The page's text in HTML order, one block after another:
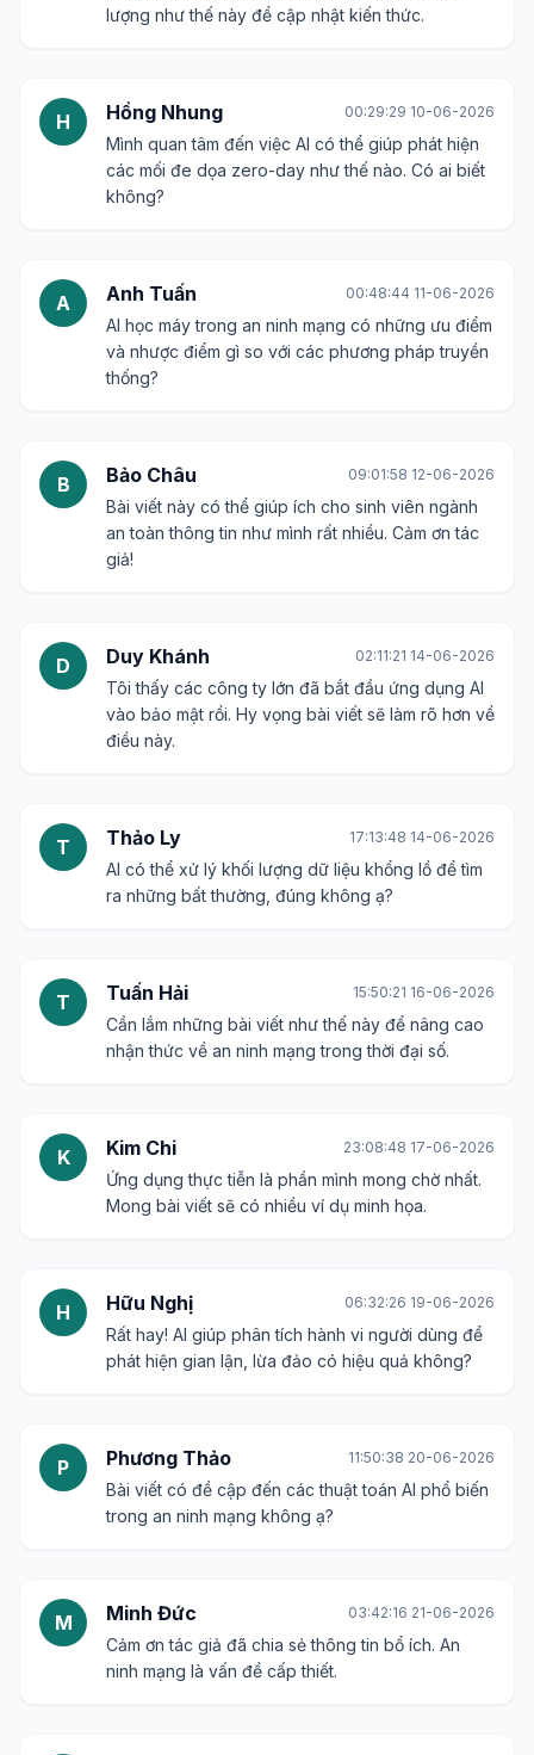
lượng như thế này để cập nhật kiến thức.
H Hồng Nhung 00:29:29 10-06-2026
Mình quan tâm đến việc AI có thể giúp phát hiện
các mối đe dọa zero-day như thế nào. Có ai biết
không?
A Anh Tuấn 00:48:44 11-06-2026
AI học máy trong an ninh mạng có những ưu điểm
và nhược điểm gì so với các phương pháp truyền
thống?
B Bảo Châu 09:01:58 12-06-2026
Bài viết này có thể giúp ích cho sinh viên ngành
an toàn thông tin như mình rất nhiều. Cảm ơn tác
giả!
D Duy Khánh 02:11:21 14-06-2026
Tôi thấy các công ty lớn đã bắt đầu ứng dụng AI
vào bảo mật rồi. Hy vọng bài viết sẽ làm rõ hơn về
điều này.
T Thảo Ly 17:13:48 14-06-2026
AI có thể xử lý khối lượng dữ liệu khổng lồ để tìm
ra những bất thường, đúng không ạ?
T Tuấn Hải 15:50:21 16-06-2026
Cần lắm những bài viết như thế này để nâng cao
nhận thức về an ninh mạng trong thời đại số.
K Kim Chi 23:08:48 17-06-2026
Ứng dụng thực tiễn là phần mình mong chờ nhất.
Mong bài viết sẽ có nhiều ví dụ minh họa.
H Hữu Nghị 06:32:26 19-06-2026
Rất hay! AI giúp phân tích hành vi người dùng để
phát hiện gian lận, lừa đảo có hiệu quả không?
P Phương Thảo 11:50:38 20-06-2026
Bài viết có đề cập đến các thuật toán AI phổ biến
trong an ninh mạng không ạ?
M Minh Đức 03:42:16 21-06-2026
Cảm ơn tác giả đã chia sẻ thông tin bổ ích. An
ninh mạng là vấn đề cấp thiết.